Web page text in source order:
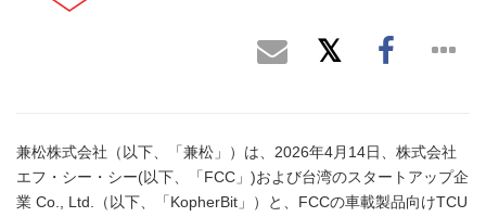
兼松株式会社（以下、「兼松」）は、2026年4月14日、株式会社
エフ・シー・シー(以下、「FCC」)および台湾のスタートアップ企
業 Co., Ltd.（以下、「KopherBit」）と、FCCの車載製品向けTCU